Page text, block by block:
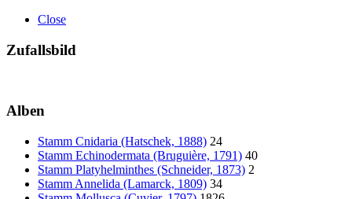
Close
Zufallsbild
Alben
Stamm Cnidaria (Hatschek, 1888) 24
Stamm Echinodermata (Bruguière, 1791) 40
Stamm Platyhelminthes (Schneider, 1873) 2
Stamm Annelida (Lamarck, 1809) 34